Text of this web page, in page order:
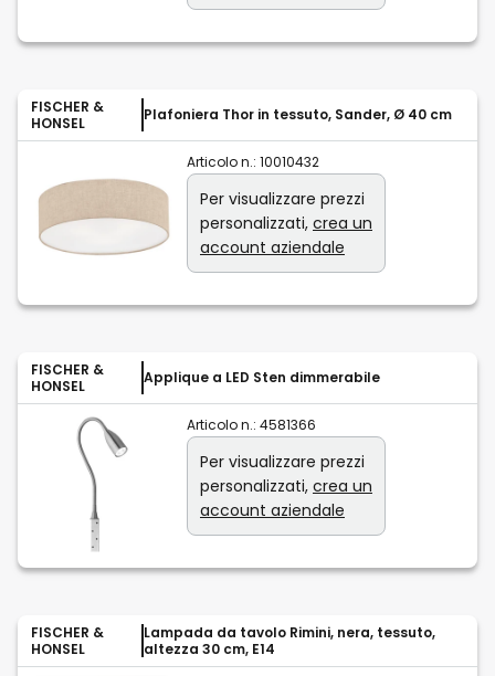
FISCHER &
HONSEL
Plafoniera Thor in tessuto, Sander, Ø 40 cm
Articolo n.: 10010432
Per visualizzare prezzi
personalizzati, crea un
account aziendale
FISCHER &
HONSEL
Applique a LED Sten dimmerabile
Articolo n.: 4581366
Per visualizzare prezzi
personalizzati, crea un
account aziendale
FISCHER &
HONSEL
Lampada da tavolo Rimini, nera, tessuto,
altezza 30 cm, E14